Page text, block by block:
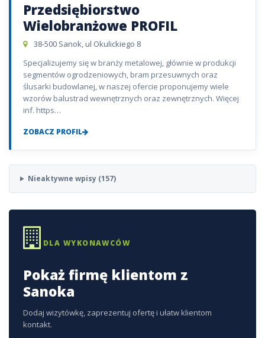
Przedsiębiorstwo
Wielobranżowe PROFIL
38-500 Sanok, ul Okulickiego 8
Specjalizujemy się w branży metalowej, głównie w produkcji
segmentów ogrodzeniowych, bram przesuwnych oraz
ślusarki budowlanej, w naszej ofercie proponujemy wiele
wzorów balustrad wewnętrznych oraz zewnętrznych. Więcej
inf. https…
ZOBACZ PROFIL
Nieaktywne wpisy (157)
DLA WYKONAWCÓW
Pokaż firmę klientom z
Sanoka
Dodaj wizytówkę, zaprezentuj ofertę i ułatw klientom
kontakt.